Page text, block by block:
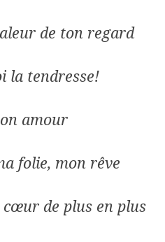
de ton regard
la tendresse!
amour
folie, mon rêve
de plus en plus